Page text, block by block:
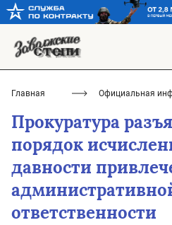
Главная Официальная
Прокуратура
порядок
давности
ответственности